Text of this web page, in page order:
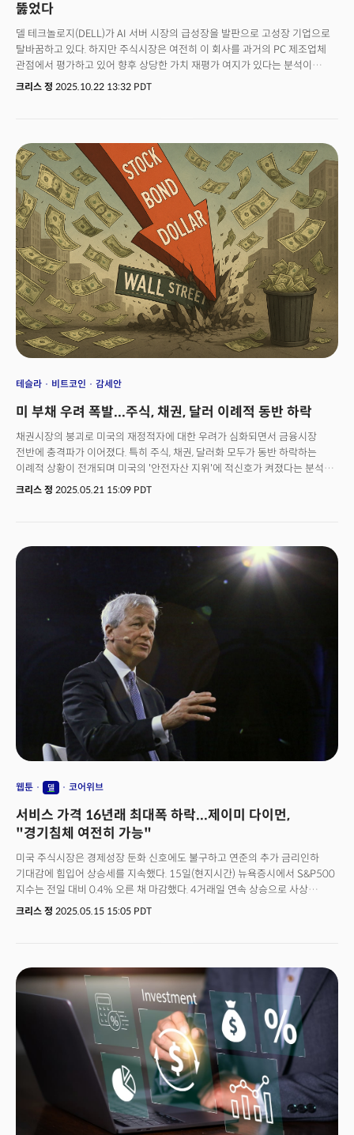
뚫었다
델 테크놀로지(DELL)가 AI 서버 시장의 급성장을 발판으로 고성장 기업으로
탈바꿈하고 있다. 하지만 주식시장은 여전히 이 회사를 과거의 PC 제조업체
관점에서 평가하고 있어 향후 상당한 가치 재평가 여지가 있다는 분석이
제기됐다.실제로 델의 사업 구조는 빠르게 변하고 있다. AI 인프라 부문의
성장성은 더 명확해진다. 델은 올해 AI 서버 매출만 200억 달러를 넘어설
것으로 전망했다. 시장의 분위기는 더 긍정적이다. 그랜드뷰 리서치에 따르면
전 세계 기업들은 이미 AI 서버에만 연간 1000억 달러 이상을 쓰고 있고
시장은 2030년까지 연평균 39% 성장해 8540억 달러 규모가 될 전망이라는
분석이다. 델은 휴렛 팩커드 엔터프라이즈와 슈퍼 마이크로 컴퓨터, 레노보와
함께 AI 서버 시장의 선두권을 형성하고 있다. 실제로 일론 머스크의 xAI가
50억 달러 규모의 델 서버를 구매하기로 한 것으로 알려졌을 만큼 시장에서의
신뢰도는 높다. 특히 기업고객 부문은 전 분기 대비 두 자릿수 성장을 이어가고
있어 이제 겨우 성장 초기 단계라는 주장이 제기된다.
크리스 정 2025.10.22 13:32 PDT
테슬라 비트코인 감세안
미 부채 우려 폭발...주식, 채권, 달러 이례적 동반 하락
채권시장의 붕괴로 미국의 재정적자에 대한 우려가 심화되면서 금융시장
전반에 충격파가 이어졌다. 특히 주식, 채권, 달러화 모두가 동반 하락하는
이례적 상황이 전개되며 미국의 '안전자산 지위'에 적신호가 켜졌다는 분석이
제기됐다. 트리거가 된 것은 부진한 미국채에 대한 수요였다. 160억 달러
10bp 이상 급등했다.주식시장도 직격탄을 맞았다. S&P500 지수는 1.6%
급락하며 한 달 내 최대 하락폭을 기록했고, 다우존스 산업평균지수(-1.9%)와
나스닥 100 지수(-1.3%)도 일제히 하락했다. 달러 지수 역시 0.3% 하락하며
주요 통화 대비 전면 약세를 보였다.월가는 채권시장의 붕괴로 시작된 이번
하락이 무디스의 미국 신용등급 하락에서부터 시작됐다는 분석이다. 존스
트레이딩의 마이클 오루크 수석 시장전략가는 "부진한 20년물 경매가
추가적인 매도세를 촉발했다"며 "무디스의 신용등급 강등을 시작으로 이번 주
내내 이어진 테마"라고 분석했다.미국의 재정적자 규모를 더 확대할 것으로
전망되는 감세안 역시 채권시장에는 공포로 다가왔다. 백악관은 공화당에
대한 압박 수위를 높이며 의원들에게 트럼프 대통령의 세금 법안을 신속히
통과시킬 것을 강력 촉구했다. 백악관은 이 법안 처리 실패가 "궁극적인
배신"이 될 것이라는 강경한 입장을 표명했다.10년물 미 국채 수익률은 10bp
상승한 4.59%를 기록하며 금리 상승 압력이 중장기물로 확산되는 양상이다.
불확실한 경제 전망 속에 투자자들의 헤지 수요가 급증하고 있다. 특히
JP모건을 비롯한 월가 주요 투자은행들은 국채 수익률 전망치를 일제히 상향
크리스 정 2025.05.21 15:09 PDT
웹툰 델 코어위브
서비스 가격 16년래 최대폭 하락...제이미 다이먼,
"경기침체 여전히 가능"
미국 주식시장은 경제성장 둔화 신호에도 불구하고 연준의 추가 금리인하
기대감에 힘입어 상승세를 지속했다. 15일(현지시간) 뉴욕증시에서 S&P500
지수는 전일 대비 0.4% 오른 채 마감했다. 4거래일 연속 상승으로 사상
최고치에서 불과 4% 떨어진 수준까지 회복했다. 다우존스 산업평균지수는
일시적으로 5% 근처까지 치솟았다가 하락 전환했다.달러지수는 주요 통화
대비 0.2% 하락했다. 원유는 도널드 트럼프 대통령이 미국과 이란이 핵
프로그램을 둘러싼 협상에서 진전을 보이고 있다고 언급하면서 급락했다.
경제지표들은 성장 둔화와 함께 물가 역시 안정화되고 있음을 시사했다. 미국
생산자물가지수(PPI)가 5년 만에 최대 폭으로 하락했고, 소매판매 증가율도
현저히 둔화됐다. 제조업 생산은 6개월 만에 처음 감소했고, 뉴욕주 제조업이
다시 위축됐으며 주택건설업체 신뢰도도 급락했다.한편 JP모건의 제이미
다이먼 CEO는 관세 여파로 경기침체가 여전히 가능하다고 경고했다. 아폴로
글로벌 매니지먼트의 짐 젤터 사장은 블룸버그 TV 인터뷰에서 트럼프
행정부의 최근 관세 유예와 중국과의 긴장 완화를 "거시적 정치적
전환점"이라고 평가하며 "경기침체 확률이 30%에서 70-80%로 올랐다가
크리스 정 2025.05.15 15:05 PDT